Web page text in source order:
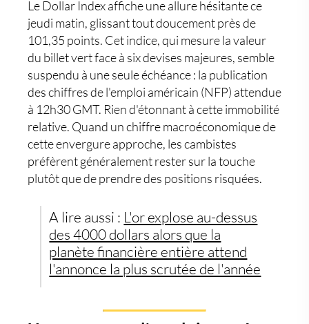
LeDollar Indexaffiche une allure hésitante ce
jeudi matin, glissant tout doucement près de
101,35 points. Cet indice, qui mesure la valeur
du billet vert face à six devises majeures, semble
suspendu à une seule échéance : la publication
des chiffres de l'emploi américain (NFP) attendue
à 12h30 GMT. Rien d'étonnant à cette immobilité
relative. Quand un chiffre macroéconomique de
cette envergure approche, les cambistes
préfèrent généralement rester sur la touche
plutôt que de prendre des positions risquées.
A lire aussi : L'or explose au-dessus
des 4000 dollars alors que la
planète financière entière attend
l'annonce la plus scrutée de l'année